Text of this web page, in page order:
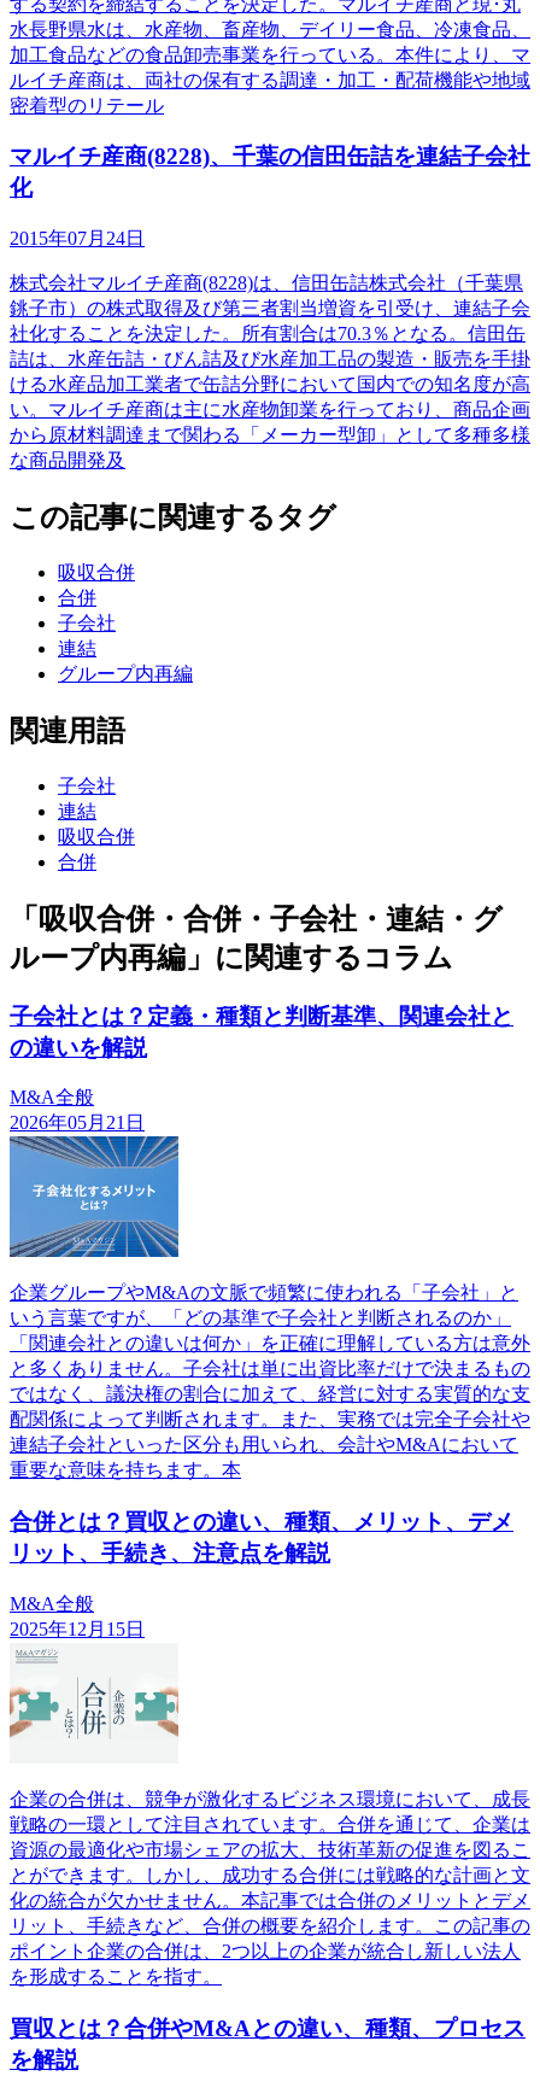
水長野県水は、水産物、畜産物、デイリー食品、冷凍食品、
加工食品などの食品卸売事業を行っている。本件により、マ
ルイチ産商は、両社の保有する調達・加工・配荷機能や地域
密着型のリテール
マルイチ産商(8228)、千葉の信田缶詰を連結子会社
化
2015年07月24日
株式会社マルイチ産商(8228)は、信田缶詰株式会社（千葉県
銚子市）の株式取得及び第三者割当増資を引受け、連結子会
社化することを決定した。所有割合は70.3％となる。信田缶
詰は、水産缶詰・びん詰及び水産加工品の製造・販売を手掛
ける水産品加工業者で缶詰分野において国内での知名度が高
い。マルイチ産商は主に水産物卸業を行っており、商品企画
から原材料調達まで関わる「メーカー型卸」として多種多様
な商品開発及
この記事に関連するタグ
吸収合併
合併
子会社
連結
グループ内再編
関連用語
子会社
連結
吸収合併
合併
「吸収合併・合併・子会社・連結・グ
ループ内再編」に関連するコラム
子会社とは？定義・種類と判断基準、関連会社と
の違いを解説
M&A全般
2026年05月21日
企業グループやM&Aの文脈で頻繁に使われる「子会社」と
いう言葉ですが、「どの基準で子会社と判断されるのか」
「関連会社との違いは何か」を正確に理解している方は意外
と多くありません。子会社は単に出資比率だけで決まるもの
ではなく、議決権の割合に加えて、経営に対する実質的な支
配関係によって判断されます。また、実務では完全子会社や
連結子会社といった区分も用いられ、会計やM&Aにおいて
重要な意味を持ちます。本
合併とは？買収との違い、種類、メリット、デメ
リット、手続き、注意点を解説
M&A全般
2025年12月15日
企業の合併は、競争が激化するビジネス環境において、成長
戦略の一環として注目されています。合併を通じて、企業は
資源の最適化や市場シェアの拡大、技術革新の促進を図るこ
とができます。しかし、成功する合併には戦略的な計画と文
化の統合が欠かせません。本記事では合併のメリットとデメ
リット、手続きなど、合併の概要を紹介します。この記事の
ポイント企業の合併は、2つ以上の企業が統合し新しい法人
を形成することを指す。
買収とは？合併やM&Aとの違い、種類、プロセス
を解説